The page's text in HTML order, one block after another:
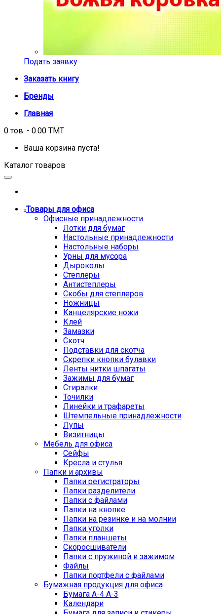
Подать заявку
Заказать книгу
Бренды
Главная
0 тов. - 0.00 TMT
Ваша корзина пуста!
Каталог товаров
Товары для офиса
Офисные принадлежности
Лотки для бумаг
Настольные принадлежности
Настольные наборы
Урны для мусора
Дыроколы
Степлеры
Антистеплеры
Скобы для степлеров
Ножницы
Канцелярские ножи
Клей
Замазки
Скотч
Подставки для скотча
Скрепки кнопки булавки
Ленты нитки шпагаты
Зажимы для бумаг
Стиралки
Точилки
Линейки и трафареты
Штемпельные принадлежности
Лупы
Визитницы
Мебель для офиса
Сейфы
Кресла и стулья
Папки и архивы
Папки регистраторы
Папки разделители
Папки с файлами
Папки на кнопке
Папки на резинке и на молнии
Папки уголки
Папки планшеты
Скоросшиватели
Папки с пружиной и зажимом
Файлы
Папки портфели с файлами
Бумажная продукция для офиса
Бумага А-4 А-3
Календари